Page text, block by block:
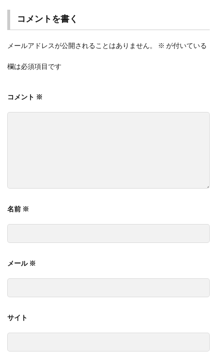
コメントを書く
メールアドレスが公開されることはありません。 ※ が付いている
欄は必須項目です
コメント ※
名前 ※
メール ※
サイト